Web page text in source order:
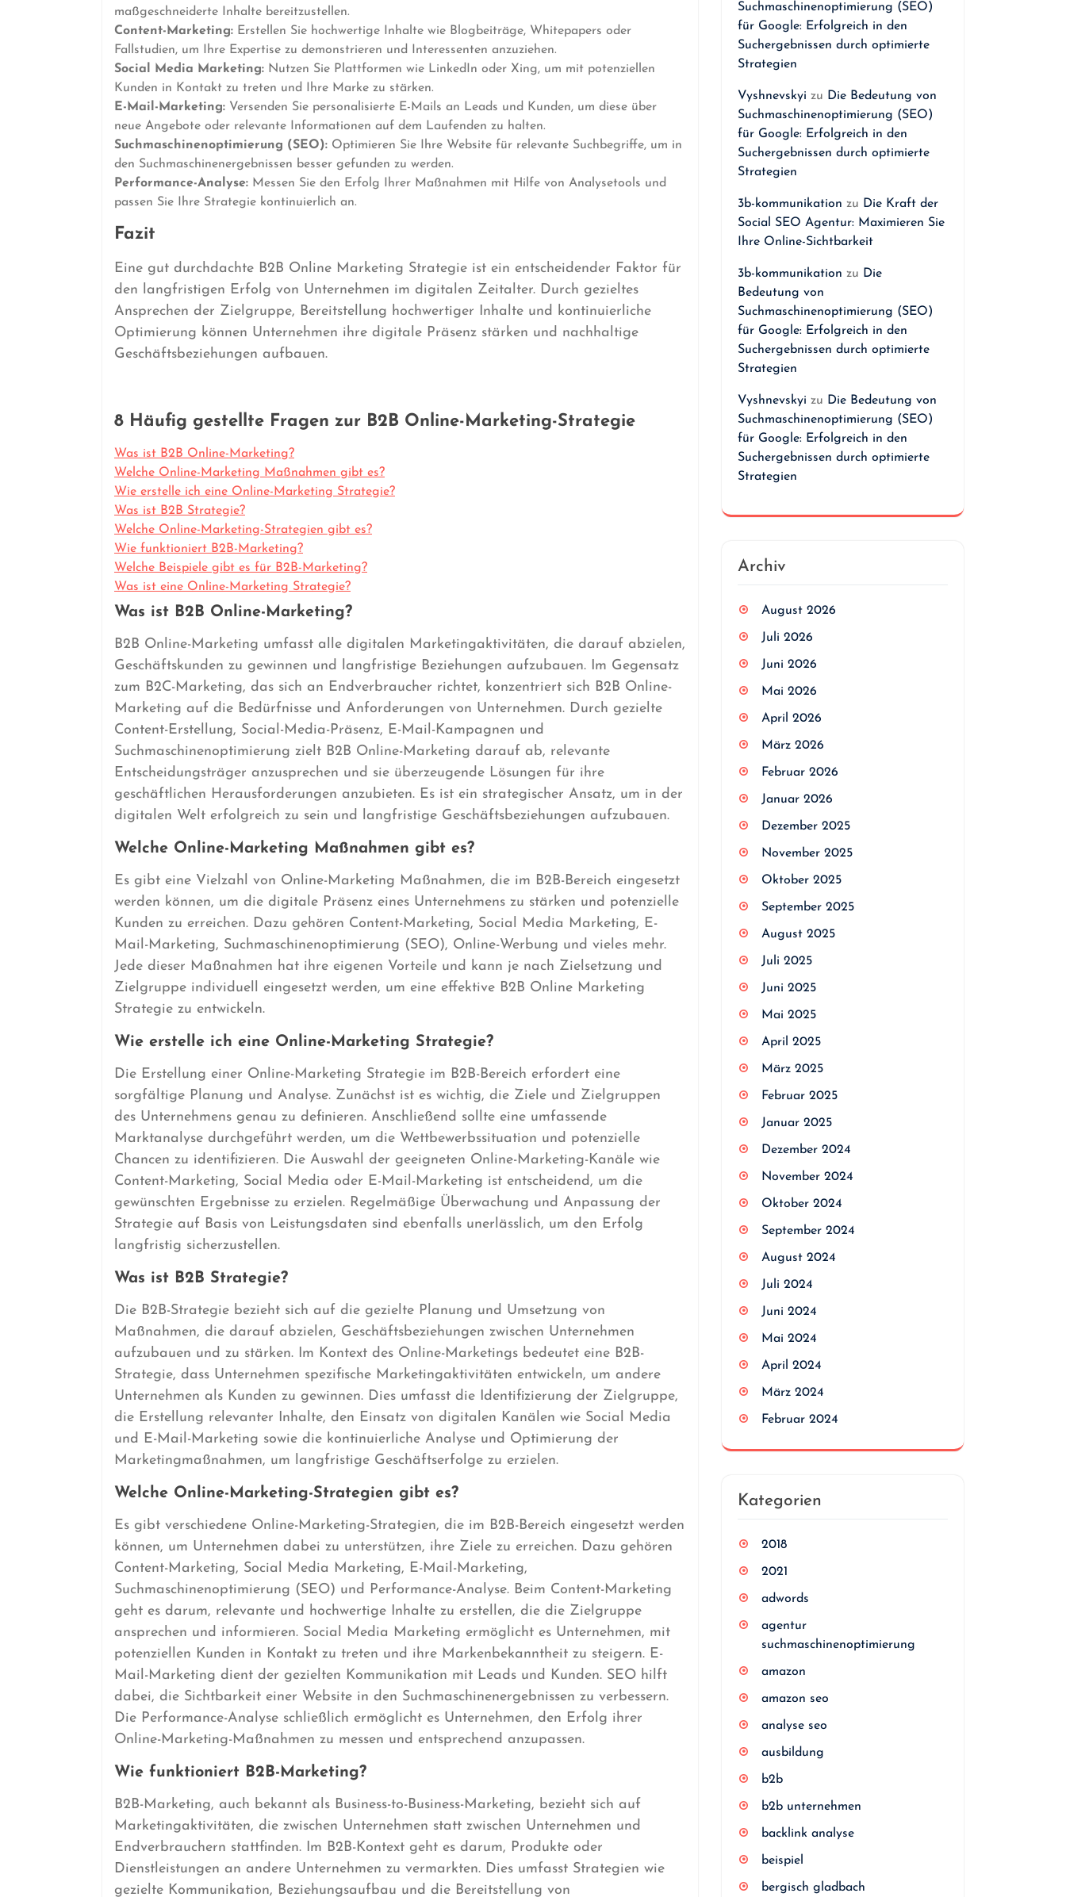
maßgeschneiderte Inhalte bereitzustellen.
Content-Marketing: Erstellen Sie hochwertige Inhalte wie Blogbeiträge, Whitepapers oder
Fallstudien, um Ihre Expertise zu demonstrieren und Interessenten anzuziehen.
Social Media Marketing: Nutzen Sie Plattformen wie LinkedIn oder Xing, um mit potenziellen
Kunden in Kontakt zu treten und Ihre Marke zu stärken.
E-Mail-Marketing: Versenden Sie personalisierte E-Mails an Leads und Kunden, um diese über
neue Angebote oder relevante Informationen auf dem Laufenden zu halten.
Suchmaschinenoptimierung (SEO): Optimieren Sie Ihre Website für relevante Suchbegriffe, um in
den Suchmaschinenergebnissen besser gefunden zu werden.
Performance-Analyse: Messen Sie den Erfolg Ihrer Maßnahmen mit Hilfe von Analysetools und
passen Sie Ihre Strategie kontinuierlich an.
Fazit
Eine gut durchdachte B2B Online Marketing Strategie ist ein entscheidender Faktor für
den langfristigen Erfolg von Unternehmen im digitalen Zeitalter. Durch gezieltes
Ansprechen der Zielgruppe, Bereitstellung hochwertiger Inhalte und kontinuierliche
Optimierung können Unternehmen ihre digitale Präsenz stärken und nachhaltige
Geschäftsbeziehungen aufbauen.
8 Häufig gestellte Fragen zur B2B Online-Marketing-Strategie
Was ist B2B Online-Marketing?
Welche Online-Marketing Maßnahmen gibt es?
Wie erstelle ich eine Online-Marketing Strategie?
Was ist B2B Strategie?
Welche Online-Marketing-Strategien gibt es?
Wie funktioniert B2B-Marketing?
Welche Beispiele gibt es für B2B-Marketing?
Was ist eine Online-Marketing Strategie?
Was ist B2B Online-Marketing?
B2B Online-Marketing umfasst alle digitalen Marketingaktivitäten, die darauf abzielen,
Geschäftskunden zu gewinnen und langfristige Beziehungen aufzubauen. Im Gegensatz
zum B2C-Marketing, das sich an Endverbraucher richtet, konzentriert sich B2B Online-
Marketing auf die Bedürfnisse und Anforderungen von Unternehmen. Durch gezielte
Content-Erstellung, Social-Media-Präsenz, E-Mail-Kampagnen und
Suchmaschinenoptimierung zielt B2B Online-Marketing darauf ab, relevante
Entscheidungsträger anzusprechen und sie überzeugende Lösungen für ihre
geschäftlichen Herausforderungen anzubieten. Es ist ein strategischer Ansatz, um in der
digitalen Welt erfolgreich zu sein und langfristige Geschäftsbeziehungen aufzubauen.
Welche Online-Marketing Maßnahmen gibt es?
Es gibt eine Vielzahl von Online-Marketing Maßnahmen, die im B2B-Bereich eingesetzt
werden können, um die digitale Präsenz eines Unternehmens zu stärken und potenzielle
Kunden zu erreichen. Dazu gehören Content-Marketing, Social Media Marketing, E-
Mail-Marketing, Suchmaschinenoptimierung (SEO), Online-Werbung und vieles mehr.
Jede dieser Maßnahmen hat ihre eigenen Vorteile und kann je nach Zielsetzung und
Zielgruppe individuell eingesetzt werden, um eine effektive B2B Online Marketing
Strategie zu entwickeln.
Wie erstelle ich eine Online-Marketing Strategie?
Die Erstellung einer Online-Marketing Strategie im B2B-Bereich erfordert eine
sorgfältige Planung und Analyse. Zunächst ist es wichtig, die Ziele und Zielgruppen
des Unternehmens genau zu definieren. Anschließend sollte eine umfassende
Marktanalyse durchgeführt werden, um die Wettbewerbssituation und potenzielle
Chancen zu identifizieren. Die Auswahl der geeigneten Online-Marketing-Kanäle wie
Content-Marketing, Social Media oder E-Mail-Marketing ist entscheidend, um die
gewünschten Ergebnisse zu erzielen. Regelmäßige Überwachung und Anpassung der
Strategie auf Basis von Leistungsdaten sind ebenfalls unerlässlich, um den Erfolg
langfristig sicherzustellen.
Was ist B2B Strategie?
Die B2B-Strategie bezieht sich auf die gezielte Planung und Umsetzung von
Maßnahmen, die darauf abzielen, Geschäftsbeziehungen zwischen Unternehmen
aufzubauen und zu stärken. Im Kontext des Online-Marketings bedeutet eine B2B-
Strategie, dass Unternehmen spezifische Marketingaktivitäten entwickeln, um andere
Unternehmen als Kunden zu gewinnen. Dies umfasst die Identifizierung der Zielgruppe,
die Erstellung relevanter Inhalte, den Einsatz von digitalen Kanälen wie Social Media
und E-Mail-Marketing sowie die kontinuierliche Analyse und Optimierung der
Marketingmaßnahmen, um langfristige Geschäftserfolge zu erzielen.
Welche Online-Marketing-Strategien gibt es?
Es gibt verschiedene Online-Marketing-Strategien, die im B2B-Bereich eingesetzt werden
können, um Unternehmen dabei zu unterstützen, ihre Ziele zu erreichen. Dazu gehören
Content-Marketing, Social Media Marketing, E-Mail-Marketing,
Suchmaschinenoptimierung (SEO) und Performance-Analyse. Beim Content-Marketing
geht es darum, relevante und hochwertige Inhalte zu erstellen, die die Zielgruppe
ansprechen und informieren. Social Media Marketing ermöglicht es Unternehmen, mit
potenziellen Kunden in Kontakt zu treten und ihre Markenbekanntheit zu steigern. E-
Mail-Marketing dient der gezielten Kommunikation mit Leads und Kunden. SEO hilft
dabei, die Sichtbarkeit einer Website in den Suchmaschinenergebnissen zu verbessern.
Die Performance-Analyse schließlich ermöglicht es Unternehmen, den Erfolg ihrer
Online-Marketing-Maßnahmen zu messen und entsprechend anzupassen.
Wie funktioniert B2B-Marketing?
B2B-Marketing, auch bekannt als Business-to-Business-Marketing, bezieht sich auf
Marketingaktivitäten, die zwischen Unternehmen statt zwischen Unternehmen und
Endverbrauchern stattfinden. Im B2B-Kontext geht es darum, Produkte oder
Dienstleistungen an andere Unternehmen zu vermarkten. Dies umfasst Strategien wie
gezielte Kommunikation, Beziehungsaufbau und die Bereitstellung von
Suchmaschinenoptimierung (SEO)
für Google: Erfolgreich in den
Suchergebnissen durch optimierte
Strategien
Vyshnevskyi zu Die Bedeutung von
Suchmaschinenoptimierung (SEO)
für Google: Erfolgreich in den
Suchergebnissen durch optimierte
Strategien
3b-kommunikation zu Die Kraft der
Social SEO Agentur: Maximieren Sie
Ihre Online-Sichtbarkeit
3b-kommunikation zu Die
Bedeutung von
Suchmaschinenoptimierung (SEO)
für Google: Erfolgreich in den
Suchergebnissen durch optimierte
Strategien
Vyshnevskyi zu Die Bedeutung von
Suchmaschinenoptimierung (SEO)
für Google: Erfolgreich in den
Suchergebnissen durch optimierte
Strategien
Archiv
August 2026
Juli 2026
Juni 2026
Mai 2026
April 2026
März 2026
Februar 2026
Januar 2026
Dezember 2025
November 2025
Oktober 2025
September 2025
August 2025
Juli 2025
Juni 2025
Mai 2025
April 2025
März 2025
Februar 2025
Januar 2025
Dezember 2024
November 2024
Oktober 2024
September 2024
August 2024
Juli 2024
Juni 2024
Mai 2024
April 2024
März 2024
Februar 2024
Kategorien
2018
2021
adwords
agentur
suchmaschinenoptimierung
amazon
amazon seo
analyse seo
ausbildung
b2b
b2b unternehmen
backlink analyse
beispiel
bergisch gladbach